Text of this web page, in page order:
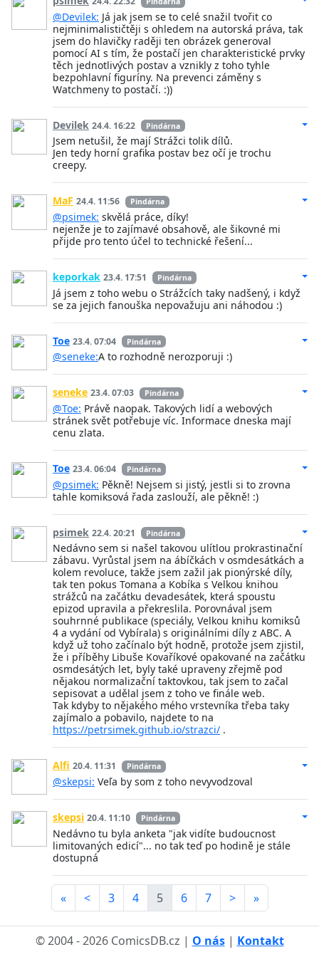
@Devilek: Já jak jsem se to celé snažil tvořit co
nejminimalističtěji s ohledem na autorská práva, tak
jsem do hlavičky raději ten obrázek generoval
pomocí AI s tím, že postačí jen charakteristické prvky
těch jednotlivých postav a vznikly z toho tyhle
bezpohlavní figuríny. Na prevenci záměny s
Watchmeny to postačí. :))
Devilek 24.4. 16:22 Pindárna
Jsem netušil, že mají Strážci tolik dílů.
Jen tedy horní grafika postav bez očí je trochu
creepy.
MaF 24.4. 11:56 Pindárna
@psimek: skvělá práce, díky!
nejenže je to zajímavé obsahově, ale šikovné mi
přijde pro tento účel to technické řešení...
keporkak 23.4. 17:51 Pindárna
Já jsem z toho webu o Strážcích taky nadšený, i když
se za jejich fanouška nepovažuju ani náhodou :)
Toe 23.4. 07:04 Pindárna
@seneke:A to rozhodně nerozporuji :)
seneke 23.4. 07:03 Pindárna
@Toe: Právě naopak. Takových lidí a webových
stránek svět potřebuje víc. Informace dneska mají
cenu zlata.
Toe 23.4. 06:04 Pindárna
@psimek: Pěkně! Nejsem si jistý, jestli si to zrovna
tahle komiksová řada zaslouží, ale pěkně! :)
psimek 22.4. 20:21 Pindárna
Nedávno sem si našel takovou ulítlou prokrastinační
zábavu. Vyrůstal jsem na ábíčkách v osmdesátkách a
kolem revoluce, takže jsem zažil jak pionýrské díly,
tak ten pokus Tomana a Kobíka s Velkou knihou
strážců na začátku devadesátek, která spoustu
epizod upravila a překreslila. Porovnával jsem
souhrnné publikace (speciály, Velkou knihu komiksů
4 a vydání od Vybírala) s originálními díly z ABC. A
když už toho začínalo být hodně, protože jsem zjistil,
že i příběhy Libuše Kovaříkové opakované na začátku
osmdesátých let, byly také upraveny zřejmě pod
nějakou normalizační taktovkou, tak jsem to začal
sepisovat a udělal jsem z toho ve finále web.
Tak kdyby to nějakého mého vrstevníka třeba taky
zajímalo a pobavilo, najdete to na
https://petrsimek.github.io/strazci/ .
Alfi 20.4. 11:31 Pindárna
@skepsi: Veľa by som z toho nevyvodzoval
skepsi 20.4. 11:10 Pindárna
Nedávno tu byla anketa "jak vidíte budoucnost
limitovaných edicí"... no tak teď po hodině je stále
dostupná
« < 3 4 5 6 7 > »
© 2004 - 2026 ComicsDB.cz | O nás| Kontakt